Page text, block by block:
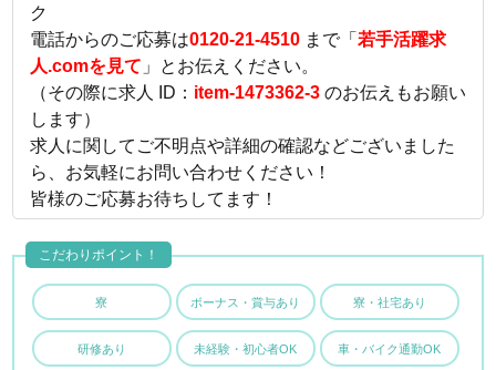
ク
電話からのご応募は0120-21-4510 まで「 若手活躍求
人.comを見て 」とお伝えください。
（その際に求人 ID： item-1473362-3 のお伝えもお願い
します）
求人に関してご不明点や詳細の確認などございました
ら、お気軽にお問い合わせください！
皆様のご応募お待ちしてます！
寮 ボーナス・賞与あり 寮・社宅あり
研修あり 未経験・初心者OK 車・バイク通勤OK
こだわりポイント！